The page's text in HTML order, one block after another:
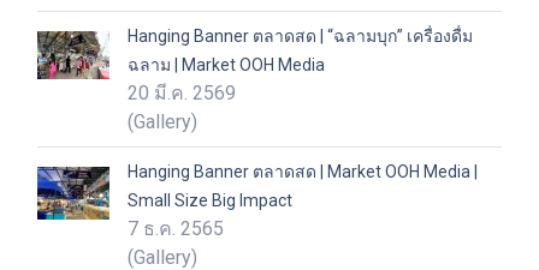
Hanging Banner ตลาดสด | “ฉลามบุก” เครื่องดื่ม
ฉลาม | Market OOH Media
20 มี.ค. 2569
(Gallery)
Hanging Banner ตลาดสด | Market OOH Media |
Small Size Big Impact
7 ธ.ค. 2565
(Gallery)